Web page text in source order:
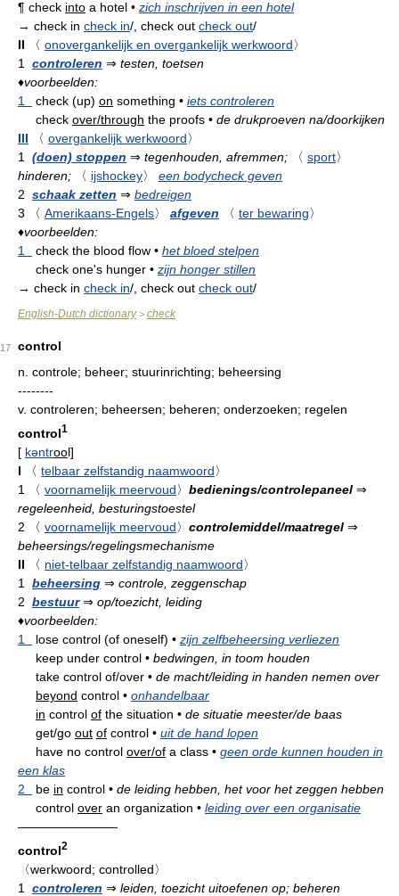
¶ check into a hotel • zich inschrijven in een hotel
→ check in check in/, check out check out/
II
〈 onovergankelijk en overgankelijk werkwoord〉
1 controleren ⇒ testen, toetsen
♦voorbeelden:
1
check (up) on something • iets controleren
check over/through the proofs • de drukproeven na/doorkijken
III
〈 overgankelijk werkwoord〉
1 (doen) stoppen ⇒ tegenhouden, afremmen; 〈 sport〉
hinderen;
〈 ijshockey〉
een bodycheck geven
2 schaak zetten ⇒ bedreigen
3
〈 Amerikaans-Engels〉 afgeven 〈 ter bewaring〉
♦voorbeelden:
1
check the blood flow • het bloed stelpen
check one's hunger • zijn honger stillen
→ check in check in/, check out check out/
English-Dutch dictionary> check
17
control
n. controle; beheer; stuurinrichting; beheersing
--------
v. controleren; beheersen; beheren; onderzoeken; regelen
control1
[ kəntrool]
I
〈 telbaar zelfstandig naamwoord〉
1
〈 voornamelijk meervoud〉 bedienings/controlepaneel ⇒
regeleenheid, besturingstoestel
2
〈 voornamelijk meervoud〉 controlemiddel/maatregel ⇒
beheersings/regelingsmechanisme
II
〈 niet-telbaar zelfstandig naamwoord〉
1
beheersing ⇒ controle, zeggenschap
2 bestuur⇒ op/toezicht, leiding
♦voorbeelden:
1
lose control (of oneself) • zijn zelfbeheersing verliezen
keep under control • bedwingen, in toom houden
take control of/over • de macht/leiding in handen nemen over
beyond control • onhandelbaar
in control of the situation • de situatie meester/de baas
get/go out of control • uit de hand lopen
have no control over/of a class • geen orde kunnen houden in
een klas
2
be in control • de leiding hebben, het voor het zeggen hebben
control over an organization • leiding over een organisatie
————————
control2
〈werkwoord; controlled〉
1
controleren ⇒ leiden, toezicht uitoefenen op; beheren